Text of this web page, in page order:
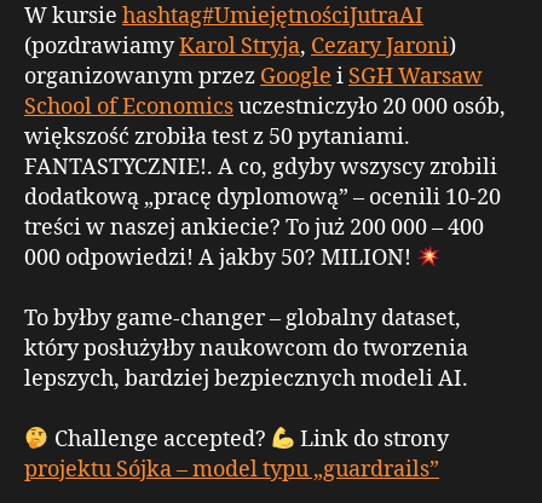
W kursie hashtag#UmiejętnościJutraAI
(pozdrawiamyKarol Stryja, Cezary Jaroni)
organizowanym przez Google i SGH Warsaw
School of Economicsuczestniczyło 20 000 osób,
większość zrobiła test z 50 pytaniami.
FANTASTYCZNIE!. A co, gdyby wszyscy zrobili
dodatkową „pracę dyplomową” – ocenili 10-20
treści w naszej ankiecie? To już 200 000 – 400
000 odpowiedzi! A jakby 50? MILION!
To byłby game-changer – globalny dataset,
który posłużyłby naukowcom do tworzenia
lepszych, bardziej bezpiecznych modeli AI.
Challenge accepted?
Link do strony
projektu Sójka – model typu „guardrails”